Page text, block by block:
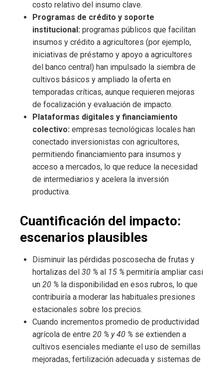
costo relativo del insumo clave.
Programas de crédito y soporte
institucional: programas públicos que facilitan
insumos y crédito a agricultores (por ejemplo,
iniciativas de préstamo y apoyo a agricultores
del banco central) han impulsado la siembra de
cultivos básicos y ampliado la oferta en
temporadas críticas, aunque requieren mejoras
de focalización y evaluación de impacto.
Plataformas digitales y financiamiento
colectivo: empresas tecnológicas locales han
conectado inversionistas con agricultores,
permitiendo financiamiento para insumos y
acceso a mercados, lo que reduce la necesidad
de intermediarios y acelera la inversión
productiva.
Cuantificación del impacto:
escenarios plausibles
Disminuir las pérdidas poscosecha de frutas y
hortalizas del 30 % al 15 % permitiría ampliar casi
un 20 % la disponibilidad en esos rubros, lo que
contribuiría a moderar las habituales presiones
estacionales sobre los precios.
Cuando incrementos promedio de productividad
agrícola de entre 20 % y 40 % se extienden a
cultivos esenciales mediante el uso de semillas
mejoradas, fertilización adecuada y sistemas de